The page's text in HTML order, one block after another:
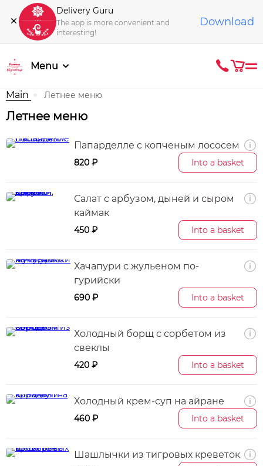
Delivery Guru
The app is more convenient and
interesting!
Download
Menu
Main Летнее меню
Летнее меню
Папарделле с копченым лососем
820 ₽ Into a basket
Салат с арбузом, дыней и сыром
каймак
450 ₽ Into a basket
Хачапури с жульеном по-
гурийски
690 ₽ Into a basket
Холодный борщ с сорбетом из
свеклы
420 ₽ Into a basket
Холодный крем-суп на айране
460 ₽ Into a basket
Шашлычки из тигровых креветок